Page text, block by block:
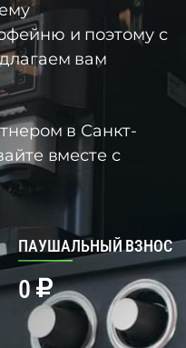
и поэтому с
вам
в Санкт-
вместе с
ПАУШАЛЬНЫЙ ВЗНОС
0